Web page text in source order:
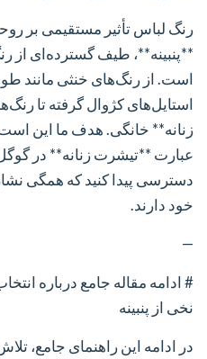
رنگ لباس تأثیر مستقیمی بر
**پنبینه**، طیف گسترده‌ای از
است. از رنگ‌های خنثی مانند
استایل‌های کژوال گرفته تا
زنانه** خانگی. هدف ما این
عبارت **تیشرت زنانه** در
دسترسی پیدا کنید که همگی
خود دارند.
—
# ادامه مقاله جامع درباره
نخی از پنبینه
در ادامه این راهنمای جامع،